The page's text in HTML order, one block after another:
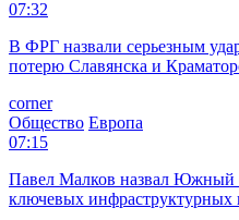
07:32
В ФРГ назвали серьезным
потерю Славянска и
corner
Общество Европа
07:15
Павел Малков назвал Южный
ключевых инфраструктурных